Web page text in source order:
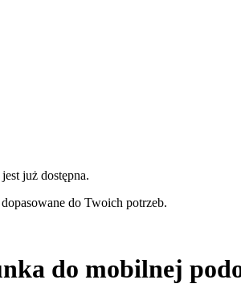
już dostępna.
do Twoich potrzeb.
do mobilnej